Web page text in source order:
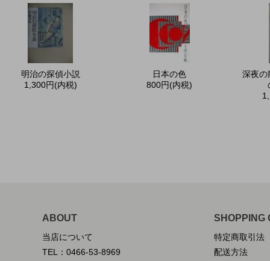
明治の探偵小説
1,300円(内税)
日本の色
800円(内税)
深夜
ABOUT
当店について
TEL：0466-53-8969
SHOPPING
特定商取引法
配送方法